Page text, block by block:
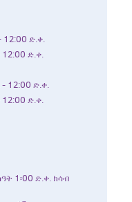
ድ.ቀ.
ድ.ቀ.
12:00 ድ.ቀ.
ድ.ቀ.
1፡00 ድ.ቀ. ክሳብ